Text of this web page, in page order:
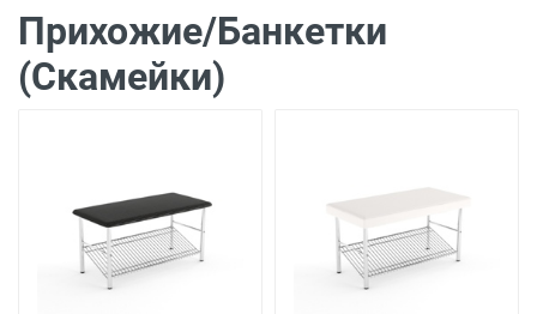
Прихожие/Банкетки
(Скамейки)